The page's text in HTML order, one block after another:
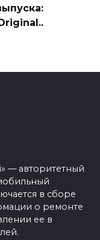
— авторитетный
в сборе
о ремонте
ее в